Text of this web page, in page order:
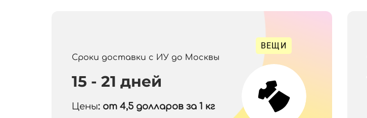
Сроки доставки с ИУ до Москвы
15 - 21 дней
Цены: от 4,5 долларов за 1 кг
ВЕЩИ